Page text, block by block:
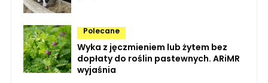
Polecane
Wyka z jęczmieniem lub żytem bez
dopłaty do roślin pastewnych. ARiMR
wyjaśnia